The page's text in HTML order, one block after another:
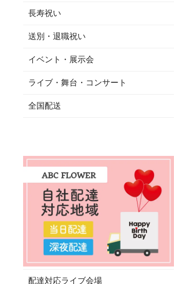
長寿祝い
送別・退職祝い
イベント・展示会
ライブ・舞台・コンサート
全国配送
配達対応ライブ会場